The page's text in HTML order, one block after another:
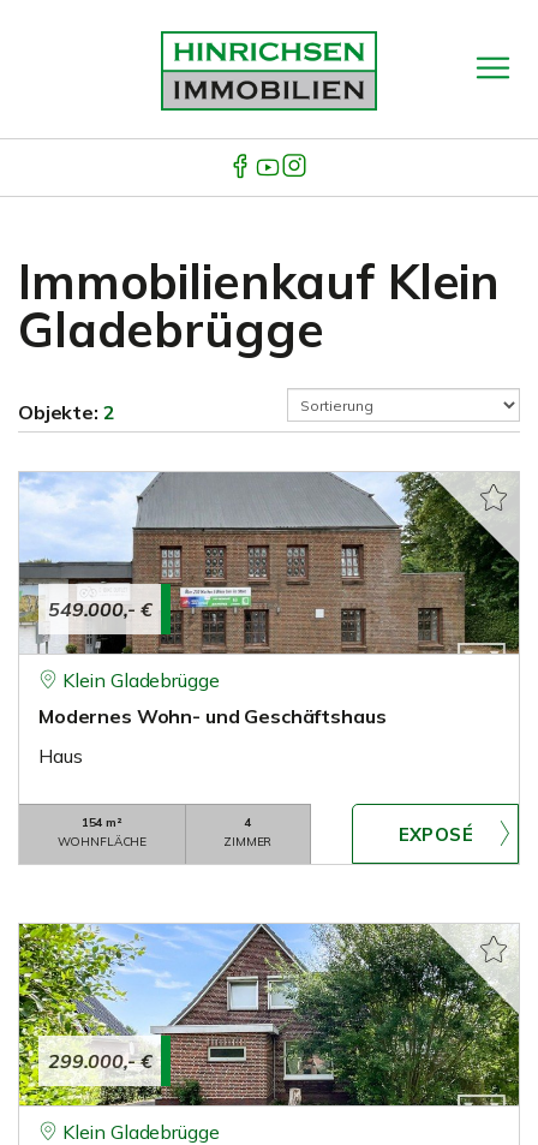
Immobilienkauf Klein
Gladebrügge
Objekte: 2
549.000,- €
Klein Gladebrügge
Modernes Wohn- und Geschäftshaus
Haus
154 m²
WOHNFLÄCHE
4
ZIMMER
299.000,- €
Klein Gladebrügge